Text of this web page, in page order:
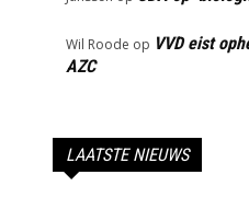
Wil Roode op VVD eist
AZC
LAATSTE NIEUWS